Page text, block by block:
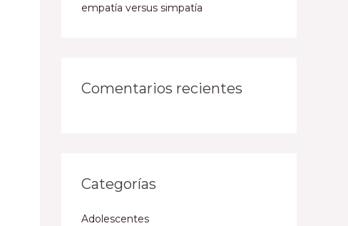
empatía versus simpatía
Comentarios recientes
Categorías
Adolescentes